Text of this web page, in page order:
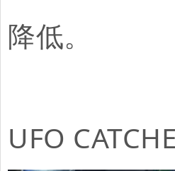
降低。
UFO